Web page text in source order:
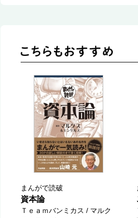
まんがで読破
資本論
Ｔｅａｍバンミカス / マルク